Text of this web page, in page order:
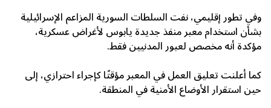
وفي تطور إقليمي، نفت السلطات السورية المزاعم الإسرائيلية
بشأن استخدام معبرمنفذ جديدة يابوسلأغراض عسكرية،
مؤكدة أنه مخصص لعبور المدنيين فقط.
كما أعلنت تعليق العمل في المعبر مؤقتًا كإجراء احترازي، إلى
حين استقرار الأوضاع الأمنية في المنطقة.